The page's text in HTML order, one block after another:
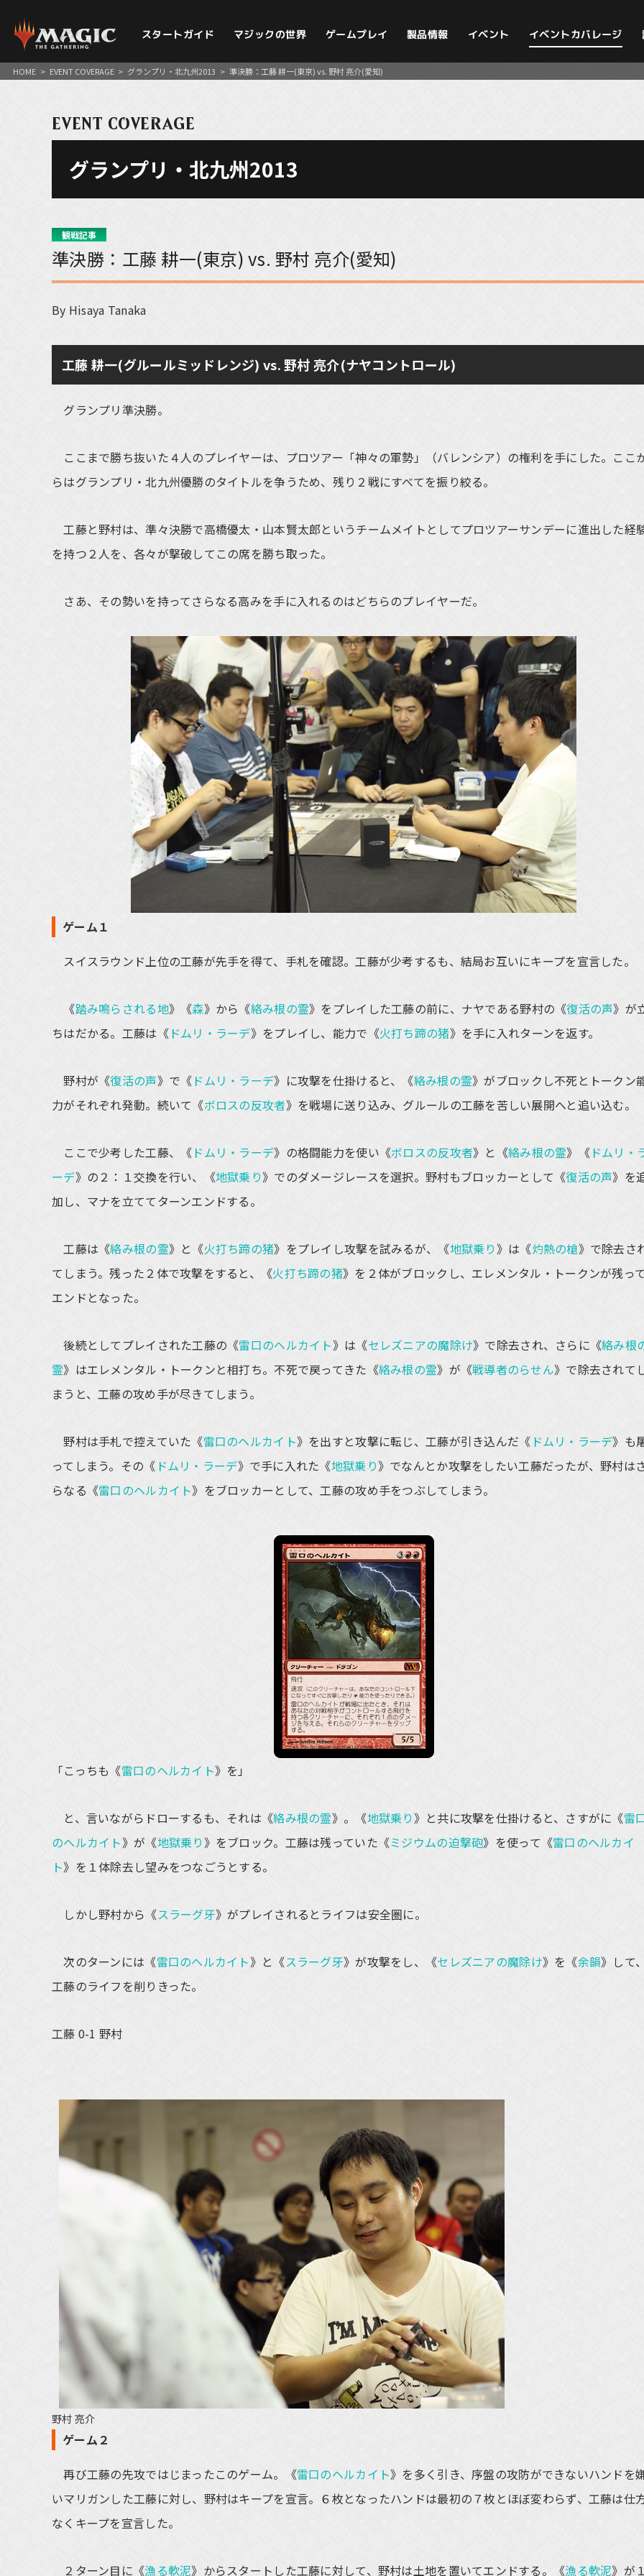
スタートガイド マジックの世界 ゲームプレイ 製品情報 イベント イベントカバレージ
HOME > EVENT COVERAGE > グランプリ・北九州2013 > 準決勝：工藤 耕一(東京) vs. 野村 亮介(愛知)
EVENT COVERAGE
グランプリ・北九州2013
観戦記事
準決勝：工藤 耕一(東京) vs. 野村 亮介(愛知)
By Hisaya Tanaka
工藤 耕一(グルールミッドレンジ) vs. 野村 亮介(ナヤコントロール)
グランプリ準決勝。
ここまで勝ち抜いた４人のプレイヤーは、プロツアー「神々の軍勢」（バレンシア）の権利を手にした。ここ
らはグランプリ・北九州優勝のタイトルを争うため、残り２戦にすべてを振り絞る。
工藤と野村は、準々決勝で高橋優太・山本賢太郎というチームメイトとしてプロツアーサンデーに進出した経
を持つ２人を、各々が撃破してこの席を勝ち取った。
さあ、その勢いを持ってさらなる高みを手に入れるのはどちらのプレイヤーだ。
ゲーム１
スイスラウンド上位の工藤が先手を得て、手札を確認。工藤が少考するも、結局お互いにキープを宣言した。
《踏み鳴らされる地》《森》から《絡み根の霊》をプレイした工藤の前に、ナヤである野村の《復活の声》が
ちはだかる。工藤は《ドムリ・ラーデ》をプレイし、能力で《火打ち蹄の猪》を手に入れターンを返す。
野村が《復活の声》で《ドムリ・ラーデ》に攻撃を仕掛けると、《絡み根の霊》がブロックし不死とトークン
力がそれぞれ発動。続いて《ボロスの反攻者》を戦場に送り込み、グルールの工藤を苦しい展開へと追い込む。
ここで少考した工藤、《ドムリ・ラーデ》の格闘能力を使い《ボロスの反攻者》と《絡み根の霊》《 ドムリ・
ーデ》の２：１交換を行い、《地獄乗り》でのダメージレースを選択。野村もブロッカーとして《復活の声》を
加し、マナを立ててターンエンドする。
工藤は《絡み根の霊》と《火打ち蹄の猪》をプレイし攻撃を試みるが、《地獄乗り 》は《灼熱の槍》で除去さ
てしまう。残った２体で攻撃をすると、《火打ち蹄の猪》を２体がブロックし、エレメンタル・トークンが残っ
エンドとなった。
後続としてプレイされた工藤の《雷口のヘルカイト》は《セレズニアの魔除け》で除去され、さらに《絡み根
霊》はエレメンタル・トークンと相打ち。不死で戻ってきた《絡み根の霊》が《戦導者のらせん》で除去されて
まうと、工藤の攻め手が尽きてしまう。
野村は手札で控えていた《雷口のヘルカイト》を出すと攻撃に転じ、工藤が引き込んだ《 ドムリ・ラーデ》も
ってしまう。その《 ドムリ・ラーデ》で手に入れた《地獄乗り》でなんとか攻撃をしたい工藤だったが、野村は
らなる《雷口のヘルカイト》をブロッカーとして、工藤の攻め手をつぶしてしまう。
「こっちも《雷口のヘルカイト》を」
と、言いながらドローするも、それは《絡み根の霊》。《地獄乗り》と共に攻撃を仕掛けると、さすがに《雷
のヘルカイト》が《地獄乗り 》をブロック。工藤は残っていた《ミジウムの迫撃砲》を使って《雷口のヘルカイ
ト》を１体除去し望みをつなごうとする。
しかし野村から《スラーグ牙》がプレイされるとライフは安全圏に。
次のターンには《雷口のヘルカイト》と《スラーグ牙》が攻撃をし、《セレズニアの魔除け》を《余韻》して
工藤のライフを削りきった。
工藤 0-1 野村
野村 亮介
ゲーム２
再び工藤の先攻ではじまったこのゲーム。《雷口のヘルカイト》を多く引き、序盤の攻防ができないハンドを
いマリガンした工藤に対し、野村はキープを宣言。６枚となったハンドは最初の７枚とほぼ変わらず、工藤は仕
なくキープを宣言した。
２ターン目に《漁る軟泥》からスタートした工藤に対して、野村は土地を置いてエンドする。《漁る軟泥》が